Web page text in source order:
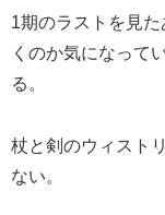
1期のラストを見
くのか気になって
る。
杖と剣のウィスト
ない。